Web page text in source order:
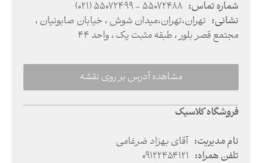
شماره تماس:
(021) 55072499 - 55072488
نشانی: تهران،تهران،میدان شوش ،‌ خیابان صابونیان ،
مجتمع قصر بلور ، طبقه مثبت یک ، واحد 44
مشاهده آدرس بر روی نقشه
فروشگاه کلاسیک
نام مدیریت: آقای بهزاد ضرغامی
تلفن همراه:
09122454121